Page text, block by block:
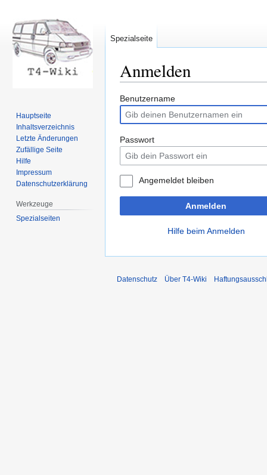
Anmelden
Zur
Navigation
springen
Zur
Suche
springen
Benutzername
Passwort
Angemeldet bleiben
Anmelden
Hilfe beim Anmelden
Spezialseite
Hauptseite
Inhaltsverzeichnis
Letzte Änderungen
Zufällige Seite
Hilfe
Impressum
Datenschutzerklärung
Werkzeuge
Spezialseiten
Datenschutz Über T4-Wiki